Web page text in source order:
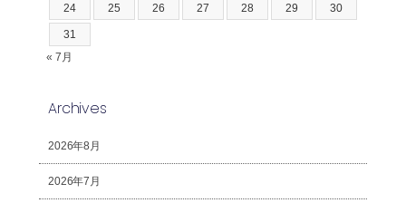
24 25 26 27 28 29 30
31
« 7月
Archives
2026年8月
2026年7月